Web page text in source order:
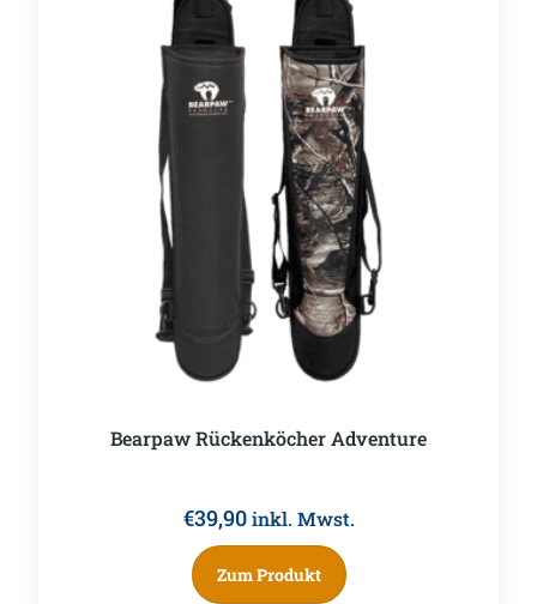
Bearpaw Rückenköcher Adventure
€39,90 inkl. Mwst.
Zum Produkt